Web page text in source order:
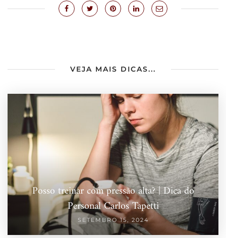
VEJA MAIS DICAS...
Posso treinar com pressão alta? | Dica do
Personal Carlos Tapetti
SETEMBRO 15, 2024